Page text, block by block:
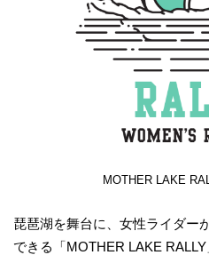
MOTHER LAKE
琵琶湖を舞台に、女性ライダー
できる「MOTHER LAKE RALLY